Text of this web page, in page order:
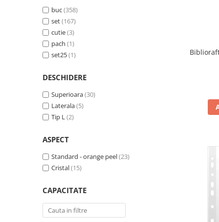
Mape din carton
Mape din plastic
Separatoare index
Suporturi pentru dosare
suspendabile
Articole din hartie
Caiete de birou
Cuburi din hartie
Hartie pentru copiator si
imprimanta
Hartie si carton pentru print color
Notite autoadezive
buc(358)
set(167)
cutie(3)
pach (1)
set25(1)
DESCHIDERE
Superioara(30)
Laterala(5)
Tip L(2)
ASPECT
Standard - orange peel(23)
Cristal(15)
CAPACITATE